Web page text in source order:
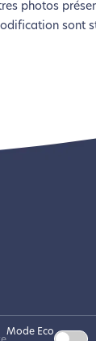
photos
sont
Mode Eco